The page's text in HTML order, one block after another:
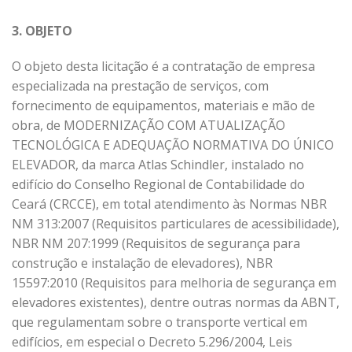
3. OBJETO
O objeto desta licitação é a contratação de empresa
especializada na prestação de serviços, com
fornecimento de equipamentos, materiais e mão de
obra, de MODERNIZAÇÃO COM ATUALIZAÇÃO
TECNOLÓGICA E ADEQUAÇÃO NORMATIVA DO ÚNICO
ELEVADOR, da marca Atlas Schindler, instalado no
edifício do Conselho Regional de Contabilidade do
Ceará (CRCCE), em total atendimento às Normas NBR
NM 313:2007 (Requisitos particulares de acessibilidade),
NBR NM 207:1999 (Requisitos de segurança para
construção e instalação de elevadores), NBR
15597:2010 (Requisitos para melhoria de segurança em
elevadores existentes), dentre outras normas da ABNT,
que regulamentam sobre o transporte vertical em
edifícios, em especial o Decreto 5.296/2004, Leis